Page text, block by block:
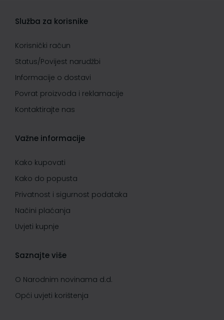
Služba za korisnike
Korisnički račun
Status/Povijest narudžbi
Informacije o dostavi
Povrat proizvoda i reklamacije
Kontaktirajte nas
Važne informacije
Kako kupovati
Kako do popusta
Privatnost i sigurnost podataka
Načini plaćanja
Uvjeti kupnje
Saznajte više
O Narodnim novinama d.d.
Opći uvjeti korištenja